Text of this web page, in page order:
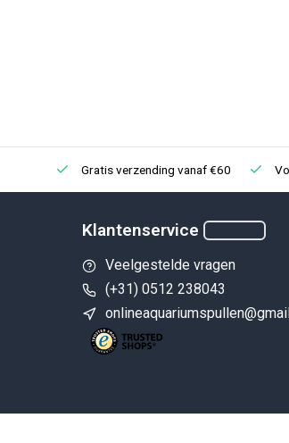
Gratis verzending vanaf €60
Klantenservice
Veelgestelde vragen
(+31) 0512 238043